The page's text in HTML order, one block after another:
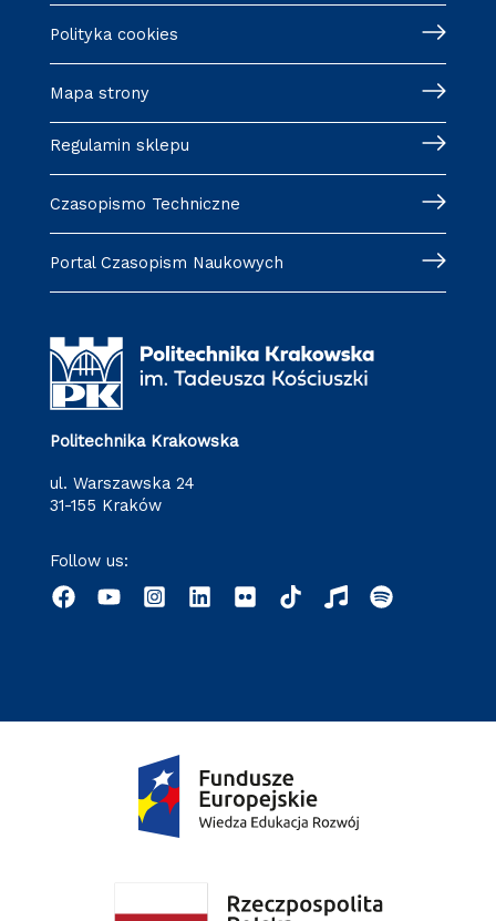
Polityka cookies
Mapa strony
Regulamin sklepu
Czasopismo Techniczne
Portal Czasopism Naukowych
Politechnika Krakowska
ul. Warszawska 24
31-155 Kraków
Follow us: